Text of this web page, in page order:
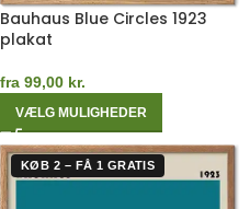
Bauhaus Blue Circles 1923
plakat
fra 99,00 kr.
VÆLG MULIGHEDER
KØB 2 – FÅ 1 GRATIS